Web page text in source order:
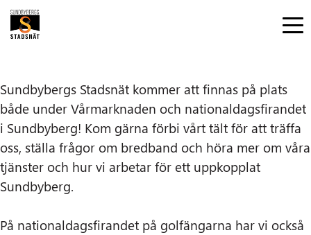
Sundbybergs Stadsnät kommer att finnas på plats
både under Vårmarknaden och nationaldagsfirandet
i Sundbyberg! Kom gärna förbi vårt tält för att träffa
oss, ställa frågor om bredband och höra mer om våra
tjänster och hur vi arbetar för ett uppkopplat
Sundbyberg.
På nationaldagsfirandet på golfängarna har vi också